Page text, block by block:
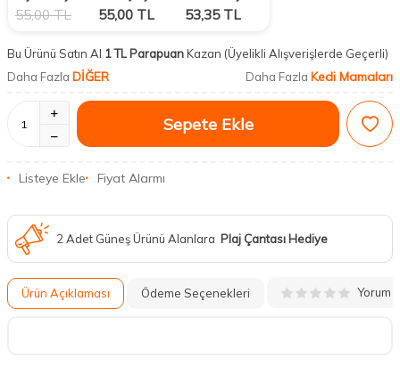
55,00TL 55,00 TL 53,35TL
Bu Ürünü Satın Al 1 TL ParapuanKazan (Üyelikli Alışverişlerde Geçerli)
Daha Fazla DİĞER Daha Fazla Kedi Mamaları
Sepete Ekle
Listeye Ekle Fiyat Alarmı
2 Adet Güneş Ürünü Alanlara Plaj Çantası Hediye
Ürün Açıklaması Ödeme Seçenekleri Yorum